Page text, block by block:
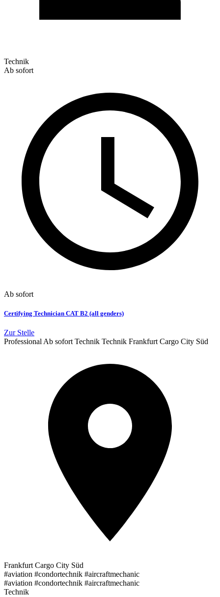
Technik
Ab sofort
Ab sofort
Certifying Technician CAT B2 (all genders)
Zur Stelle
Professional Ab sofort Technik Technik Frankfurt Cargo City Süd
Frankfurt Cargo City Süd
#aviation #condortechnik #aircraftmechanic
#aviation #condortechnik #aircraftmechanic
Technik